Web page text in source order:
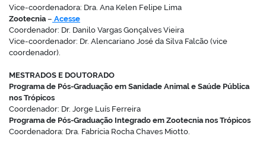
Vice-coordenadora: Dra. Ana Kelen Felipe Lima
Zootecnia – Acesse
Coordenador: Dr. Danilo Vargas Gonçalves Vieira
Vice-coordenador: Dr. Alencariano José da Silva Falcão (vice
coordenador).
MESTRADOS E DOUTORADO
Programa de Pós-Graduação em Sanidade Animal e Saúde Pública
nos Trópicos
Coordenador: Dr. Jorge Luís Ferreira
Programa de Pós-Graduação Integrado em Zootecnia nos Trópicos
Coordenadora: Dra. Fabrícia Rocha Chaves Miotto.